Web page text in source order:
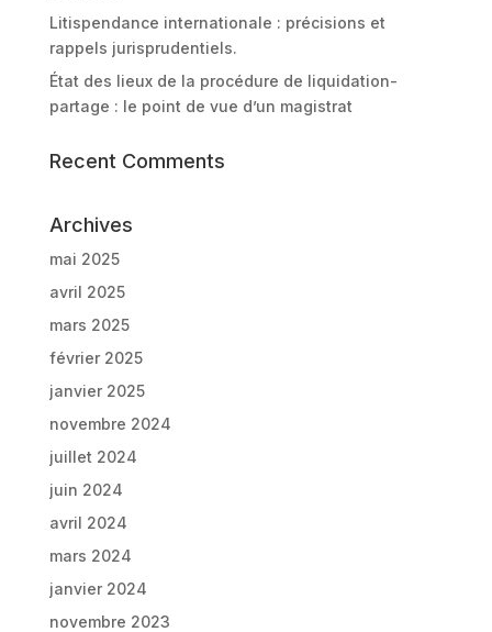
Litispendance internationale : précisions et
rappels jurisprudentiels.
État des lieux de la procédure de liquidation-
partage : le point de vue d’un magistrat
Recent Comments
Archives
mai 2025
avril 2025
mars 2025
février 2025
janvier 2025
novembre 2024
juillet 2024
juin 2024
avril 2024
mars 2024
janvier 2024
novembre 2023